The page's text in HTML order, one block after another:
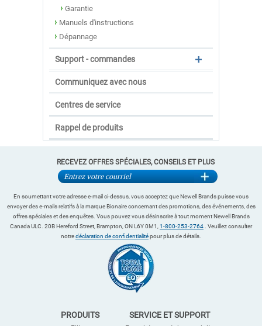
Garantie
Manuels d'instructions
Dépannage
Support - commandes
Communiquez avec nous
Centres de service
Rappel de produits
RECEVEZ OFFRES SPÉCIALES, CONSEILS ET PLUS
En soumettant votre adresse e-mail ci-dessus, vous acceptez que Newell Brands puisse vous
envoyer des e-mails relatifs à la marque Bionaire concernant des promotions, des événements, des
offres spéciales et des enquêtes. Vous pouvez vous désinscrire à tout moment Newell Brands
Canada ULC. 20B Hereford Street, Brampton, ON L6Y 0M1,1-800-253-2764. Veuillez consulter
notredéclaration de confidentialitépour plus de détails.
PRODUITS SERVICE ET SUPPORT